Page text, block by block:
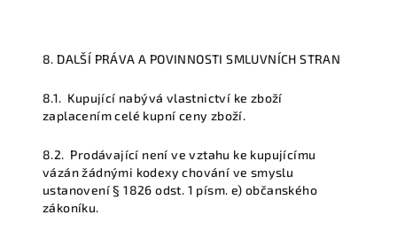
8. DALŠÍ PRÁVA A POVINNOSTI SMLUVNÍCH STRAN
8.1. Kupující nabývá vlastnictví ke zboží
zaplacením celé kupní ceny zboží.
8.2. Prodávající není ve vztahu ke kupujícímu
vázán žádnými kodexy chování ve smyslu
ustanovení § 1826 odst. 1 písm. e) občanského
zákoníku.